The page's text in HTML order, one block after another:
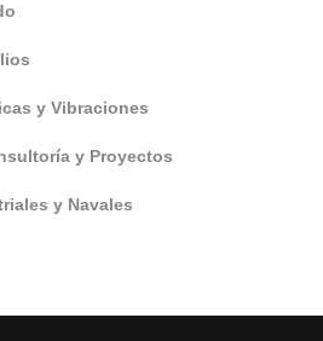
y Vibraciones
y Proyectos
y Navales